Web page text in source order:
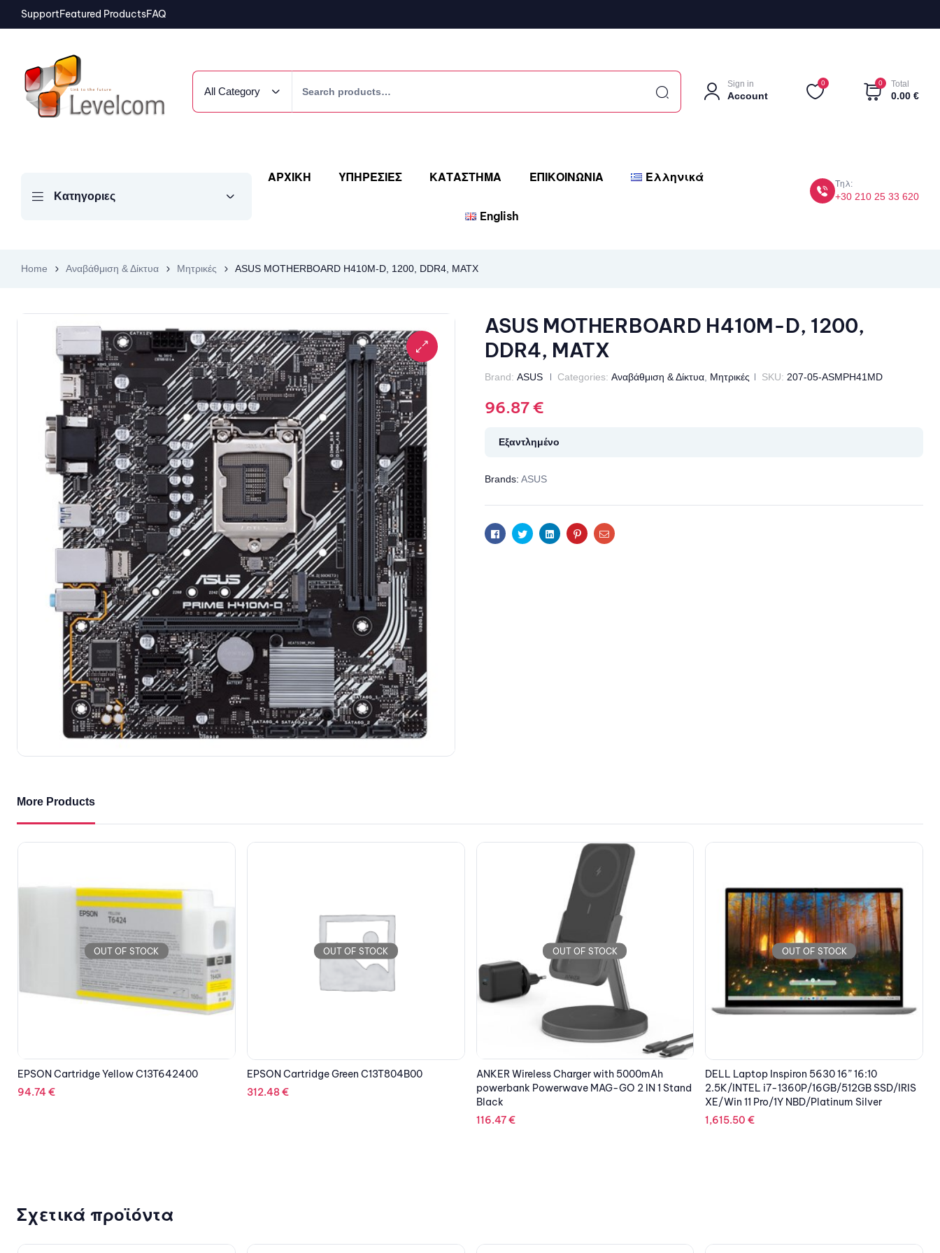
SupportFeatured ProductsFAQ
All Category
Sign in
Account
0 0 Total
0.00 €
Κατηγοριες
ΑΡΧΙΚΗ ΥΠΗΡΕΣΙΕΣ ΚΑΤΑΣΤΗΜΑ ΕΠΙΚΟΙΝΩΝΙΑ Ελληνικά
English
Τηλ:
+30 210 25 33 620
Home Αναβάθμιση & Δίκτυα Μητρικές ASUS MOTHERBOARD H410M-D, 1200, DDR4, MATX
ASUS MOTHERBOARD H410M-D, 1200,
DDR4, MATX
Brand: ASUS Categories: Αναβάθμιση & Δίκτυα, Μητρικές SKU: 207-05-ASMPH41MD
96.87€
Εξαντλημένο
Brands: ASUS
FacebookTwitterLinkedinPinterestEmail
More Products
OUT OF STOCK
EPSON Cartridge Green C13T804B00
312.48€
OUT OF STOCK
ANKER Wireless Charger with 5000mAh
powerbank Powerwave MAG-GO 2 IN 1 Stand
OUT OF STOCK
DELL Laptop Inspiron 5630 16” 16:10
2.5K/INTEL i7-1360P/16GB/512GB SSD/IRIS
XE/Win 11 Pro/1Y NBD/Platinum Silver
1,615.50
OUT OF STOCK
ASUS VGA TUF-GTX1650-4GD6-P-V2-
GAMING, 4GB, GDDR6
216.95€
Σχετικά προϊόντα